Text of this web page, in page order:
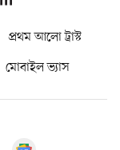
প্রথম আলো ট্রাস্ট
মোবাইল ভ্যাস